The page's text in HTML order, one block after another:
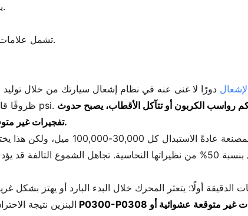
يشمل اختبار تسربات الفراغ فحص الخراطيم واستخدام أجهزة اختبار الدخان.
تشمل علامات مشاكل التوقيت التوقف، تذبذب الخمول، وأصوات غير طبيعية من المحرك.
دورًا لا غنى عنه في نظام إشعال سيارتك من خلال توليد
ظروفًا قاسية - درجات حرارة تتجاوز 1,500 درجة فهرنهايت وضغوط تزيد عن 1,000 psi. رواسب الكربون أو تتآكل الأقطاب، يصبح حدوث
تفجيرات غير متوقعة أمرًا لا مفر منه، مما يؤثر على كل من قوة الإخراج والتحكم في الانبعاثات.
تقترح الشركات المصنعة
البنزين نتيجة